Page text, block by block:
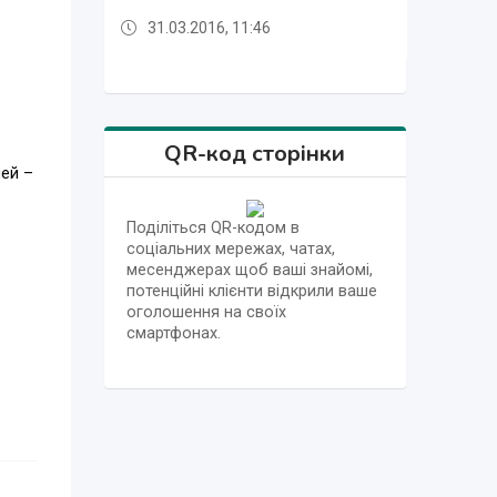
–
31.03.2016, 11:40
31.03.2016, 11:46
31.03.2016, 11:46
31.03.2016, 11:4631.03.2016, 11:46
31.03.2016, 11:46
31.03.2016, 11:46
31.03.2016, 11:46
31.03.2016, 11:45
31.03.2016, 11:40
31.03.2016, 11:46
QR-код сторінки
Поділіться QR-кодом в
соціальних мережах, чатах,
месенджерах щоб ваші знайомі,
потенційні клієнти відкрили ваше
оголошення на своїх
смартфонах.